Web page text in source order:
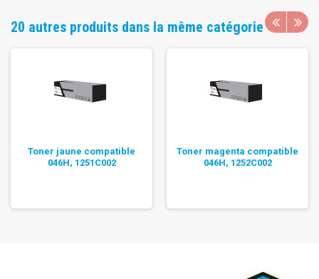
20 autres produits dans la même catégorie
Toner jaune compatible
046H, 1251C002
Toner magenta compatible
046H, 1252C002